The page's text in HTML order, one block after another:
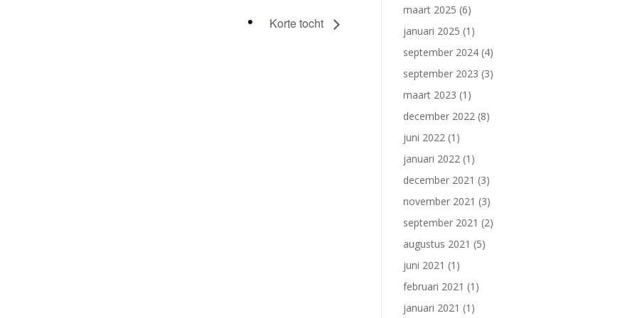
Korte tocht
maart 2025 (6)
januari 2025 (1)
september 2024 (4)
september 2023 (3)
maart 2023 (1)
december 2022 (8)
juni 2022 (1)
januari 2022 (1)
december 2021 (3)
november 2021 (3)
september 2021 (2)
augustus 2021 (5)
juni 2021 (1)
februari 2021 (1)
januari 2021 (1)